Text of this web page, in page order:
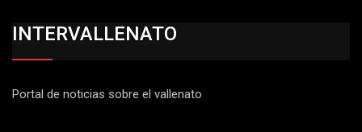
INTERVALLENATO
Portal de noticias sobre el vallenato